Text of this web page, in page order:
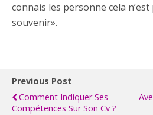
connais les personne cela n’est
souvenir».
Previous Post
Comment Indiquer Ses
Compétences Sur Son Cv ?